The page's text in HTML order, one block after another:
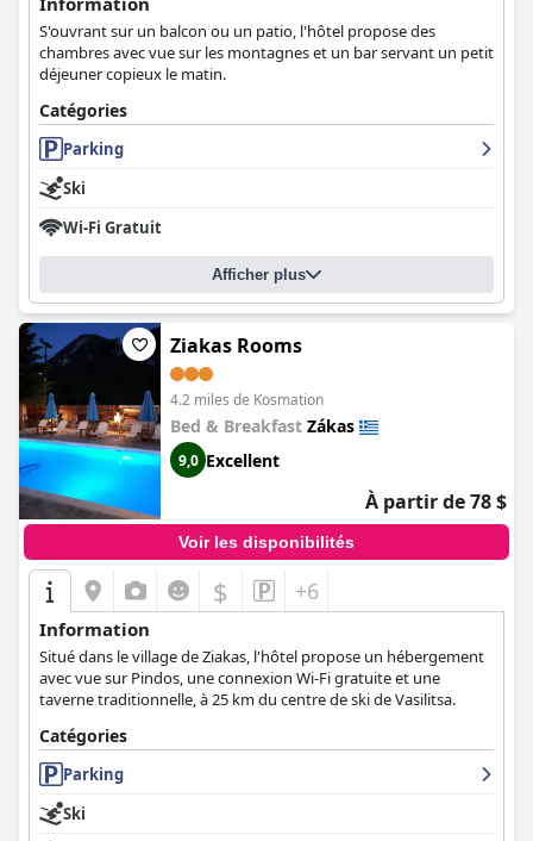
S'ouvrant sur un balcon ou un patio, l'hôtel propose des
chambres avec vue sur les montagnes et un bar servant un petit
déjeuner copieux le matin.
Catégories
Parking
Ski
Wi-Fi Gratuit
Afficher plus
Ziakas Rooms
4.2 miles de Kosmation
Bed & Breakfast Zákas
9,0 Excellent
À partir de 78 $
Voir les disponibilités
$ +6
Information
Situé dans le village de Ziakas, l'hôtel propose un hébergement
avec vue sur Pindos, une connexion Wi-Fi gratuite et une
taverne traditionnelle, à 25 km du centre de ski de Vasilitsa.
Catégories
Parking
Ski